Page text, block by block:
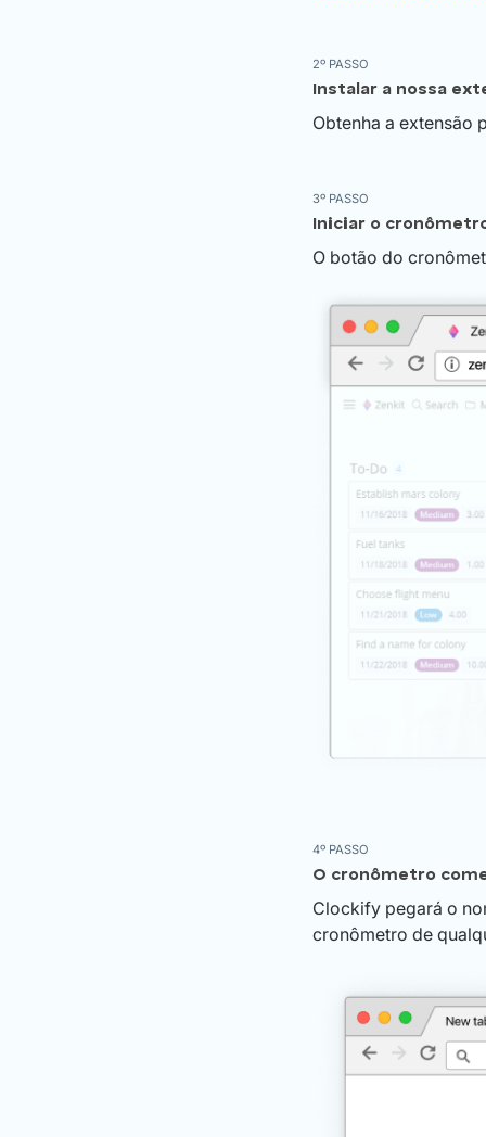
2º PASSO
Instalar a nossa
Obtenha a extensão
3º PASSO
Iniciar o
O botão do
4º PASSO
O cronômetro
Clockify pegará o
cronômetro de